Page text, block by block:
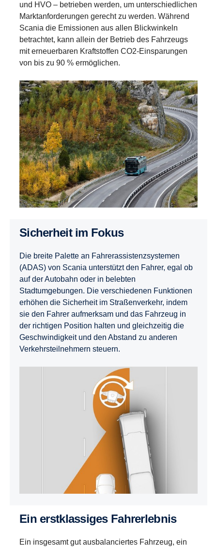
und HVO – betrieben werden, um unterschiedlichen
Marktanforderungen gerecht zu werden. Während
Scania die Emissionen aus allen Blickwinkeln
betrachtet, kann allein der Betrieb des Fahrzeugs
mit erneuerbaren Kraftstoffen CO2-Einsparungen
von bis zu 90 % ermöglichen.
Sicherheit im Fokus
Die breite Palette an Fahrerassistenzsystemen
(ADAS) von Scania unterstützt den Fahrer, egal ob
auf der Autobahn oder in belebten
Stadtumgebungen. Die verschiedenen Funktionen
erhöhen die Sicherheit im Straßenverkehr, indem
sie den Fahrer aufmerksam und das Fahrzeug in
der richtigen Position halten und gleichzeitig die
Geschwindigkeit und den Abstand zu anderen
Verkehrsteilnehmern steuern.
Ein erstklassiges Fahrerlebnis
Ein insgesamt gut ausbalanciertes Fahrzeug, ein